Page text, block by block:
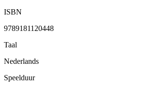
ISBN
9789181120448
Taal
Nederlands
Speelduur